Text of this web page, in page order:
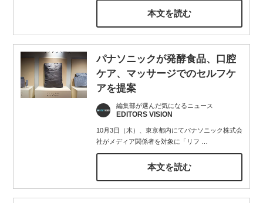
本文を読む
パナソニックが発酵食品、口腔
ケア、マッサージでのセルフケ
アを提案
編集部が選んだ気になるニュース
EDITORS VISION
10月3日（木）、東京都内にてパナソニック株式会
社がメディア関係者を対象に「リフ
本文を読む